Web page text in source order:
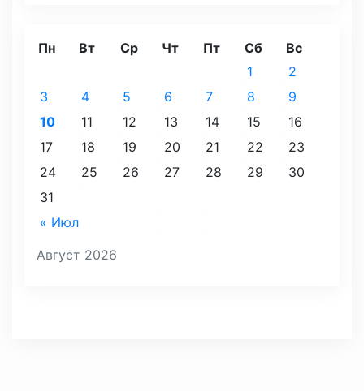
Август 2026
Пн Вт Ср Чт Пт Сб Вс
« Июл
1
2
3
4 5 6 7 8
9
10
11 12 13 14 15
16
17
18 19 20 21 22
23
24
25 26 27 28 29
30
31